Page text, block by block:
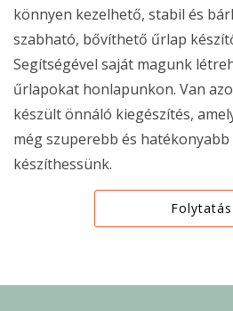
könnyen kezelhető, stabil és
szabható, bővíthető űrlap
Segítségével saját magunk
űrlapokat honlapunkon. Van
készült önnáló kiegészítés,
még szuperebb és
készíthessünk.
Folytatás